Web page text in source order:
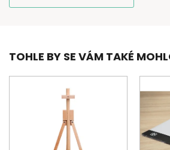
TOHLE BY SE VÁM TAKÉ